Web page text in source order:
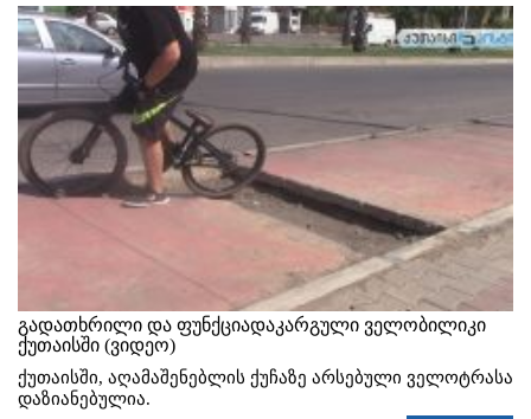
გადათხრილი და ფუნქციადაკარგული ველობილიკი
ქუთაისში (ვიდეო)
ქუთაისში, აღამაშენებლის ქუჩაზე არსებული ველოტრასა
დაზიანებულია.